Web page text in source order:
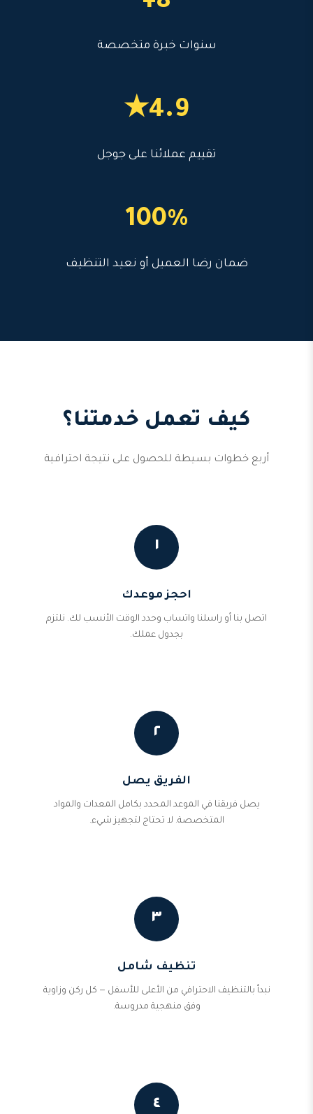
سنوات خبرة متخصصة
4.9★
تقييم عملائنا على جوجل
100%
ضمان رضا العميل أو نعيد التنظيف
كيف تعمل خدمتنا؟
أربع خطوات بسيطة للحصول على نتيجة احترافية
١
احجز موعدك
اتصل بنا أو راسلنا واتساب وحدد الوقت الأنسب لك. نلتزم
بجدول عملك.
٢
الفريق يصل
يصل فريقنا في الموعد المحدد بكامل المعدات والمواد
المتخصصة. لا تحتاج لتجهيز شيء.
٣
تنظيف شامل
نبدأ بالتنظيف الاحترافي من الأعلى للأسفل — كل ركن وزاوية
وفق منهجية مدروسة.
٤